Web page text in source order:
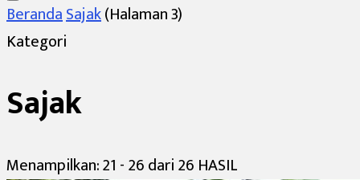
BerandaSajak(Halaman 3)
Kategori
Sajak
Menampilkan: 21 - 26 dari 26 HASIL